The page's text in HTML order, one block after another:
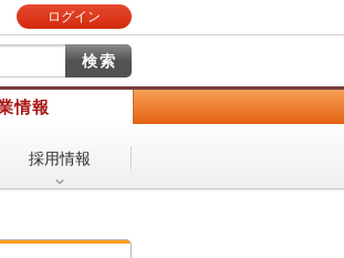
ログイン
情報
採用情報